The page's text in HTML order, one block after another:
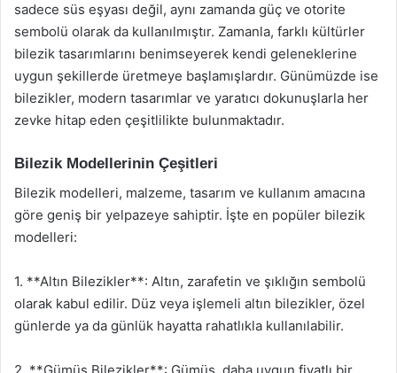
sadece süs eşyası değil, aynı zamanda güç ve otorite
sembolü olarak da kullanılmıştır. Zamanla, farklı kültürler
bilezik tasarımlarını benimseyerek kendi geleneklerine
uygun şekillerde üretmeye başlamışlardır. Günümüzde ise
bilezikler, modern tasarımlar ve yaratıcı dokunuşlarla her
zevke hitap eden çeşitlilikte bulunmaktadır.
Bilezik Modellerinin Çeşitleri
Bilezik modelleri, malzeme, tasarım ve kullanım amacına
göre geniş bir yelpazeye sahiptir. İşte en popüler bilezik
modelleri:
1. **Altın Bilezikler**: Altın, zarafetin ve şıklığın sembolü
olarak kabul edilir. Düz veya işlemeli altın bilezikler, özel
günlerde ya da günlük hayatta rahatlıkla kullanılabilir.
2. **Gümüş Bilezikler**: Gümüş, daha uygun fiyatlı bir